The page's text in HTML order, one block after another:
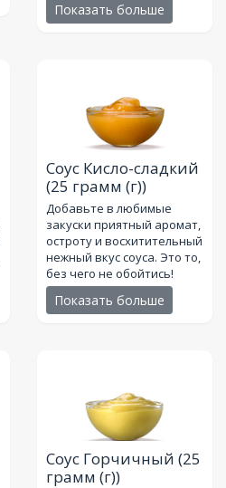
Показать больше
Соус Кисло-сладкий
(25 грамм (г))
Добавьте в любимые
закуски приятный аромат,
остроту и восхитительный
нежный вкус соуса. Это то,
без чего не обойтись!
Показать больше
Соус Горчичный (25
грамм (г))